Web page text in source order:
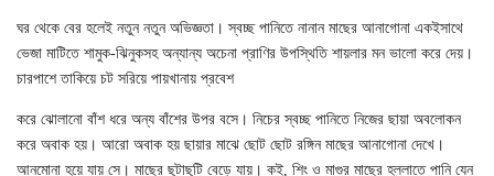
ঘর থেকে বের হলেই নতুন নতুন অভিজ্ঞতা। স্বচ্ছ পানিতে নানান মাছের আনাগোনা একইসাথে
ভেজা মাটিতে শামুক-ঝিনুকসহ অন্যান্য অচেনা প্রাণির উপস্থিতি শায়লার মন ভালো করে দেয়।
চারপাশে তাকিয়ে চট সরিয়ে পায়খানায় প্রবেশ
করে ঝোলানো বাঁশ ধরে অন্য বাঁশের উপর বসে। নিচের স্বচ্ছ পানিতে নিজের ছায়া অবলোকন
করে অবাক হয়। আরো অবাক হয় ছায়ার মাঝে ছোট ছোট রঙ্গিন মাছের আনাগোনা দেখে।
আনমোনা হয়ে যায় সে। মাছের ছুটাছুটি বেড়ে যায়। কই, শিং ও মাগুর মাছের হল্লাতে পানি যেন